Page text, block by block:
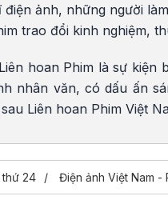
điện ảnh, những người
trao đổi kinh nghiệm,
hoan Phim là sự kiện
nhân văn, có dấu ấn
Liên hoan Phim Việt
thứ 24 Điện ảnh Việt Nam -